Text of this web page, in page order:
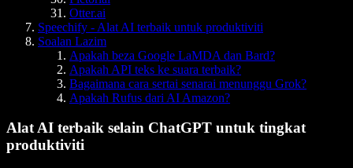
Otter.ai
Speechify - Alat AI terbaik untuk produktiviti
Soalan Lazim
Apakah beza Google LaMDA dan Bard?
Apakah API teks ke suara terbaik?
Bagaimana cara sertai senarai menunggu Grok?
Apakah Rufus dari AI Amazon?
Alat AI terbaik selain ChatGPT untuk tingkat
produktiviti